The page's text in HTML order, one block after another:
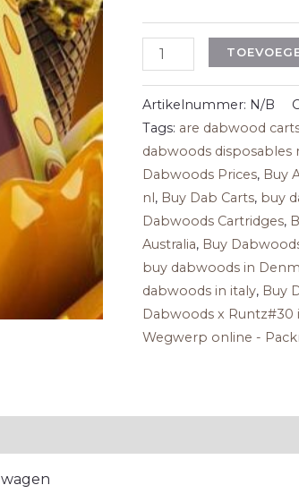
2g
Cart
aantal
Artikelnummer: N/B
Tags: are dabwood
dabwoods disposables
Dabwoods Prices, Buy
nl, Buy Dab Carts, buy
Dabwoods Cartridges,
Australia, Buy
buy dabwoods in
dabwoods in italy, Buy
Dabwoods x Runtz#30
Wegwerp online -